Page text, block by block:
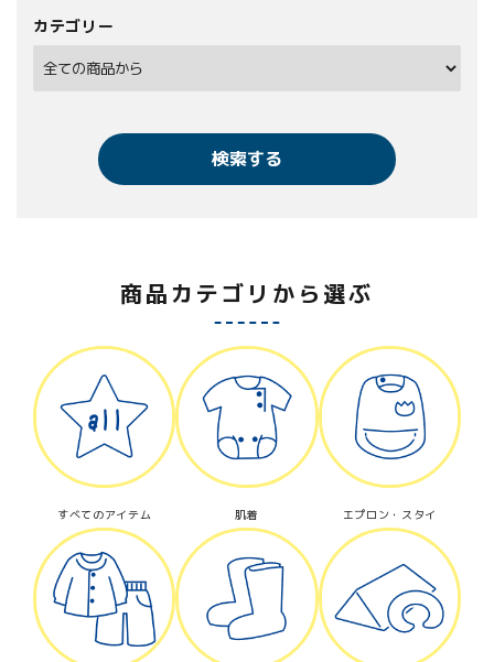
カテゴリー
検索する
カテゴリー
検索する
商品カテゴリから選ぶ
すべてのアイテム 肌着 エプロン・スタイ